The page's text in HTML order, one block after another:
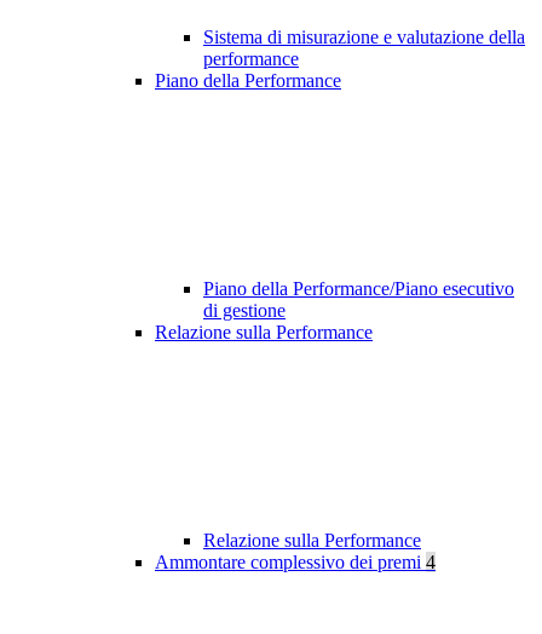
Sistema di misurazione e valutazione della
performance
Piano della Performance
Piano della Performance/Piano esecutivo
di gestione
Relazione sulla Performance
Relazione sulla Performance
Ammontare complessivo dei premi 4